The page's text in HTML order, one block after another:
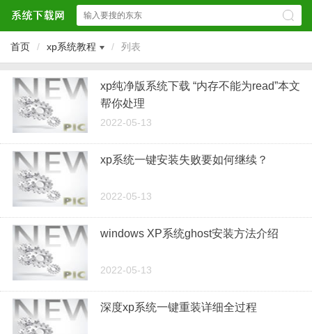
首页 / xp系统教程 / 列表
xp纯净版系统下载 “内存不能为read”本文
帮你处理
2022-05-13
xp系统一键安装失败要如何继续？
2022-05-13
windows XP系统ghost安装方法介绍
2022-05-13
深度xp系统一键重装详细全过程